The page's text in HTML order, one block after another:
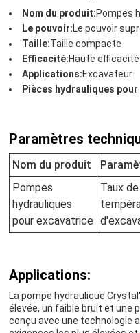
Nom du produit:Pompes
Le pouvoir:Le pouvoir
Taille:Taille compacte
Efficacité:Haute efficacité
Applications:Excavateur
Pièces hydrauliques
Paramètres
Nom du produit
Pompes
hydrauliques
pour excavatrice
Taux
Applications:
La pompe hydraulique
élevée, un faible bruit et une
conçu avec une technologie